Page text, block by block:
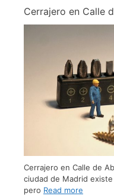
Cerrajero en Calle
Cerrajero en Calle de
ciudad de Madrid
pero Read more